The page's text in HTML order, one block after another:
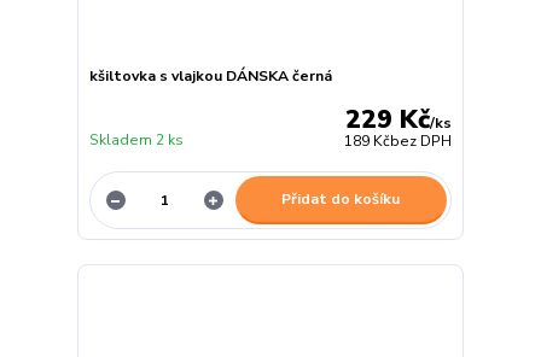
kšiltovka s vlajkou DÁNSKA černá
229 Kč/ks
189 Kčbez DPH
Skladem 2 ks
Přidat do košíku